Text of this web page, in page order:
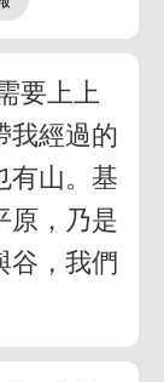
要上上
我經過的
有山。基
原，乃是
谷，我們